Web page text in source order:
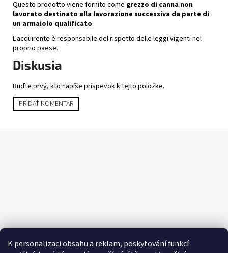
K personalizaci obsahu a reklam, poskytování funkcí
Questo prodotto viene fornito come grezzo di canna non
lavorato destinato alla lavorazione successiva da parte di
un armaiolo qualificato.
L'acquirente è responsabile del rispetto delle leggi vigenti nel
proprio paese.
Diskusia
Buďte prvý, kto napíše príspevok k tejto položke.
PRIDAŤ KOMENTÁR